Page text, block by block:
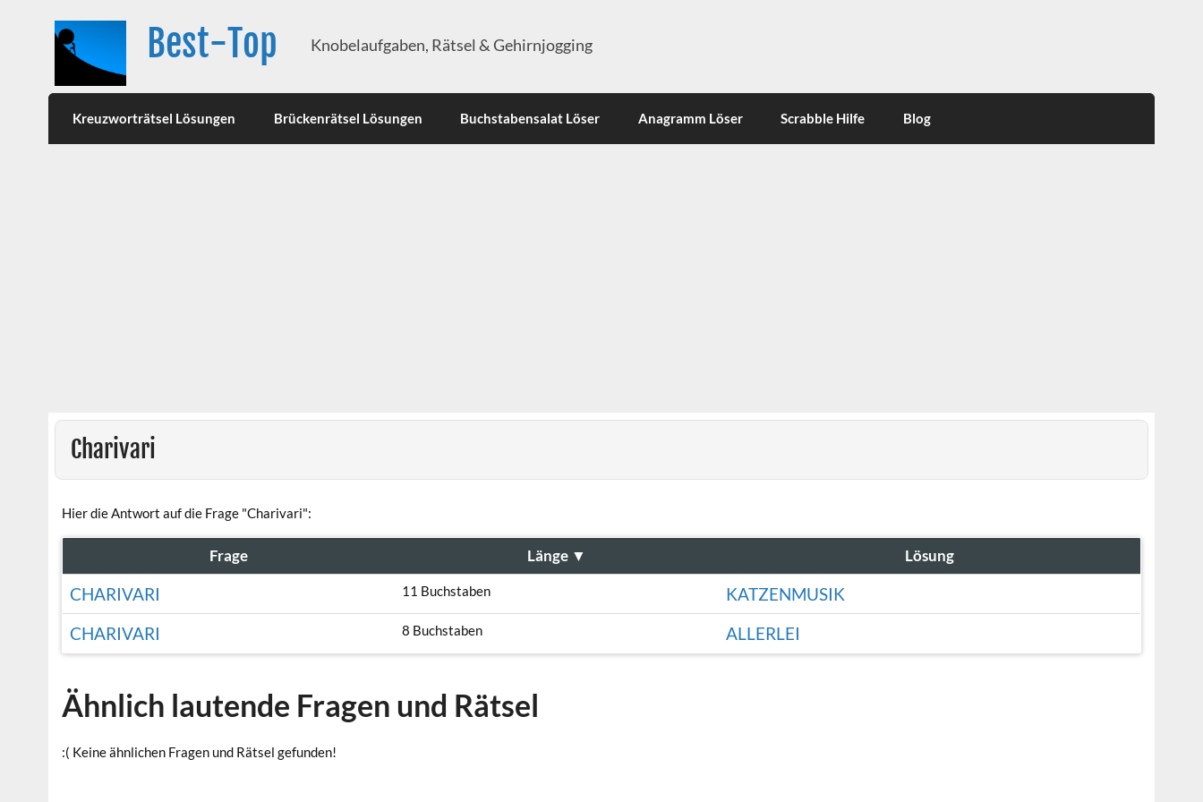
Best-Top Knobelaufgaben, Rätsel & Gehirnjogging
Kreuzworträtsel Lösungen Brückenrätsel Lösungen Buchstabensalat Löser Anagramm Löser Scrabble Hilfe Blog
Charivari
Hier die Antwort auf die Frage "Charivari":
Frage Länge ▼ Lösung
CHARIVARI 11 Buchstaben
KATZENMUSIK
CHARIVARI
8 Buchstaben ALLERLEI
Ähnlich lautende Fragen und Rätsel
:( Keine ähnlichen Fragen und Rätsel gefunden!